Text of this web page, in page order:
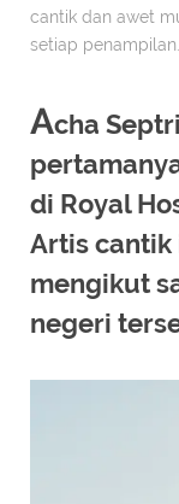
cantik dan awet
setiap
Acha
di Royal
Artis cantik
mengikut
negeri